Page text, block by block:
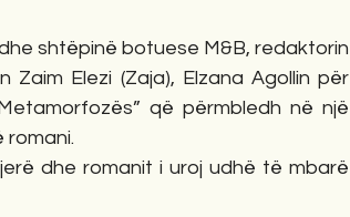
shtëpinë botuese M&B, redaktorin
Zaim Elezi (Zaja), Elzana Agollin për
që përmbledh në një
romani.
dhe romanit i uroj udhë të mbarë